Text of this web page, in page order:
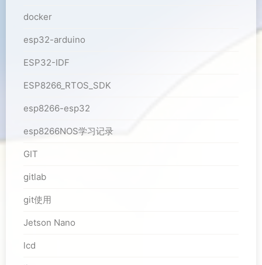
docker
esp32-arduino
ESP32-IDF
ESP8266_RTOS_SDK
esp8266-esp32
esp8266NOS学习记录
GIT
gitlab
git使用
Jetson Nano
lcd